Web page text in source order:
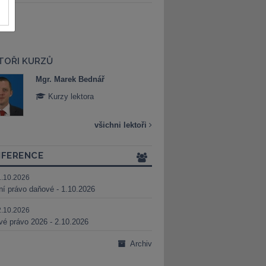
KURZŮ
Mgr. Marek Bednář
Kurzy lektora
všichni lektoři
právo daňové - 1.10.2026
právo 2026 - 2.10.2026
Archiv